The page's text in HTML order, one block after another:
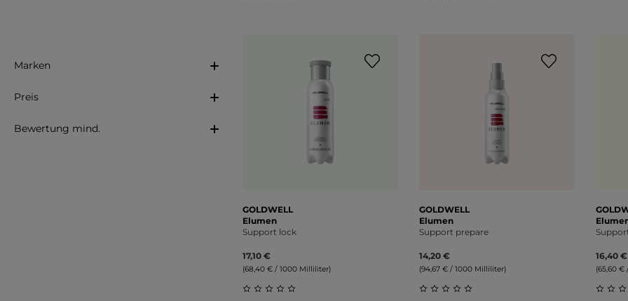
Marken
Preis
Bewertung mind.
GOLDWELL
Elumen
Support lock
17,10 €
(68,40 € / 1000 Milliliter)
GOLDWELL
Elumen
Support prepare
14,20 €
(94,67 € / 1000 Milliliter)
16,40 €
(65,60 €